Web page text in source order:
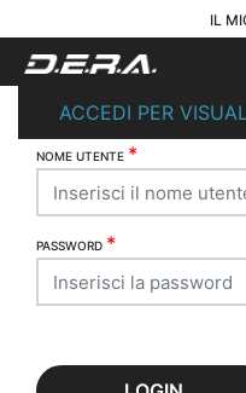
IL
ACCEDI PER
NOME UTENTE *
PASSWORD *